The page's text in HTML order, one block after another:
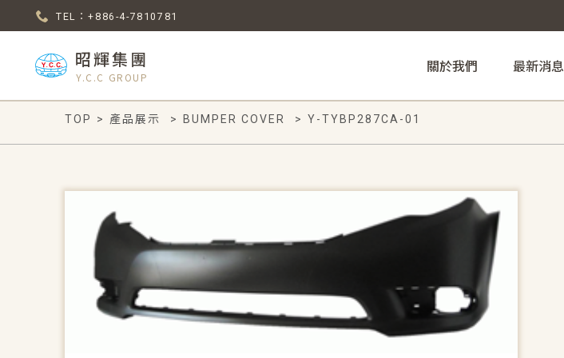
TEL：+886-4-7810781
昭輝集團
Y.C.C GROUP
關於我們 最新消息
TOP > 產品展示 > BUMPER COVER > Y-TYBP287CA-01